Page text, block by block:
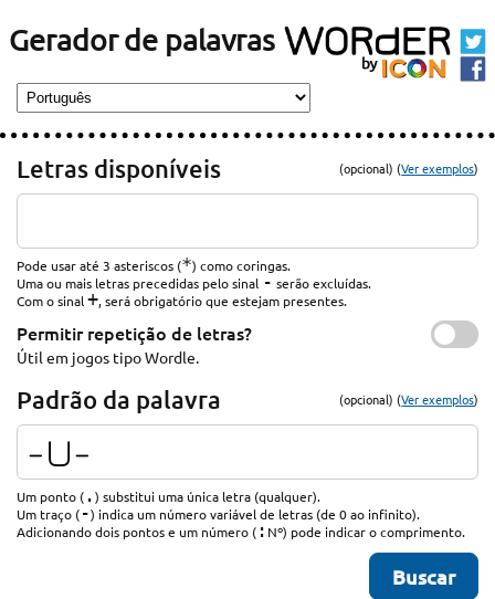
Gerador de palavras
Letras disponíveis (opcional) (Ver exemplos)
Pode usar até 3 asteriscos (*) como coringas.
Uma ou mais letras precedidas pelo sinal - serão excluídas.
Com o sinal+, será obrigatório que estejam presentes.
Permitir repetição de letras?
Útil em jogos tipo Wordle.
Padrão da palavra (opcional) (Ver exemplos)
Um ponto (.) substitui uma única letra (qualquer).
Um traço (-) indica um número variável de letras (de 0 ao infinito).
Adicionando dois pontos e um número (: Nº) pode indicar o comprimento.